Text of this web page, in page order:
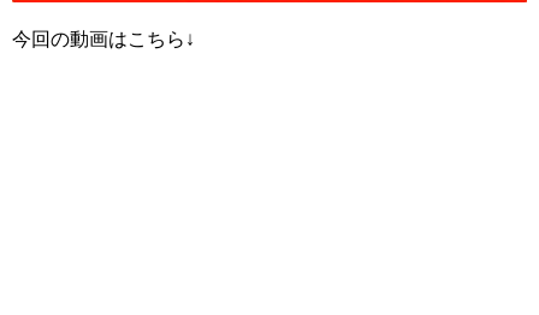
今回の動画はこちら↓